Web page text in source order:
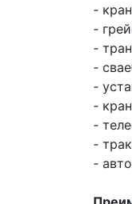
-
-
-
-
-
-
-
-
-